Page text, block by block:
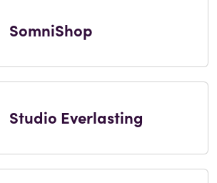
SomniShop
Studio Everlasting